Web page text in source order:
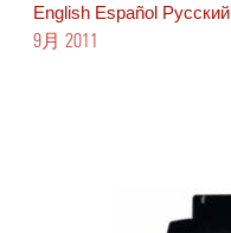
English Español Pусский
9月 2011